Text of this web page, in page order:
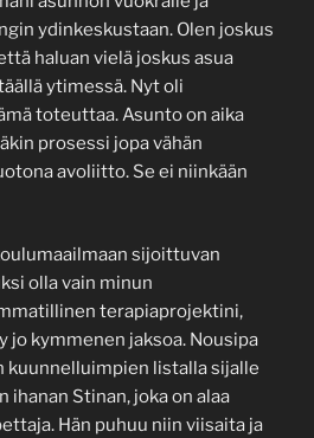
ydinkeskustaan. Olen joskus
haluan vielä joskus asua
ytimessä. Nyt oli
toteuttaa. Asunto on aika
prosessi jopa vähän
avoliitto. Se ei niinkään
sijoittuvan
olla vain minun
terapiaprojektini,
jo kymmenen jaksoa. Nousipa
kuunnelluimpien listalla sijalle
ihanan Stinan, joka on alaa
Hän puhuu niin viisaita ja